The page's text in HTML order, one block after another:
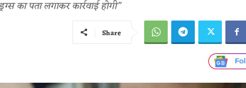
का पता लगाकर कार्रवाई होगी”
Share